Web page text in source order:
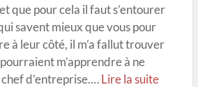
que pour cela il faut s’entourer
savent mieux que vous pour
à leur côté, il m’a fallut trouver
m’apprendre à ne
d’entreprise.…Lire la suite